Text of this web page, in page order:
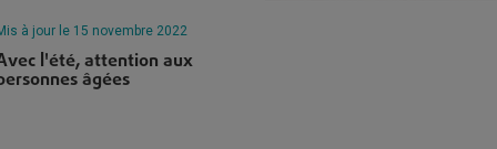
à jour le 15 novembre 2022
l'été, attention aux
âgées